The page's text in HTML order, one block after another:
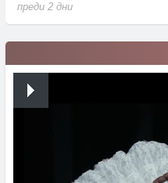
преди 2 дни